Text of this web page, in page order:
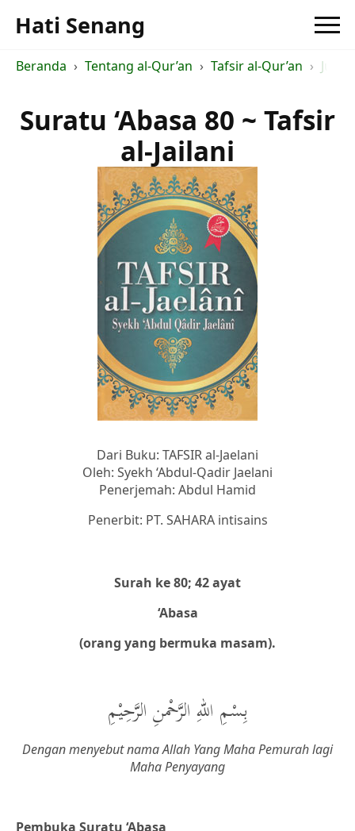
Hati Senang
Beranda Tentang al-Qur’an Tafsir al-Qur’an
Suratu ‘Abasa 80 ~ Tafsir
al-Jailani
Dari Buku: TAFSIR al-Jaelani
Oleh: Syekh ‘Abdul-Qadir Jaelani
Penerjemah: Abdul Hamid
Penerbit: PT. SAHARA intisains
Surah ke 80; 42 ayat
‘Abasa
(orang yang bermuka masam).
بِسْمِ اللهِ الرَّحْمنِ الرَّحِيْمِ
Dengan menyebut nama Allah Yang Maha Pemurah lagi
Maha Penyayang
Pembuka Suratu ‘Abasa